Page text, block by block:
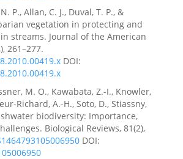
P., Allan, C. J., Duval, T. P., &
vegetation in protecting and
streams. Journal of the American
261–277.
DOI:
M. O., Kawabata, Z.-I., Knowler,
Richard, A.-H., Soto, D., Stiassny,
biodiversity: Importance,
Biological Reviews, 81(2),
DOI: